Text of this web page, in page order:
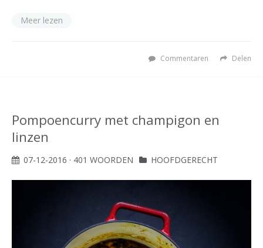
Meer lezen
Delen
Commentaren
Pompoencurry met champigon en
linzen
07-12-2016 · 401 WOORDEN HOOFDGERECHT